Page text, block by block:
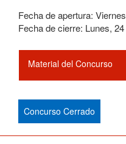
Fecha de apertura: Viernes
Fecha de cierre: Lunes, 24
Material del Concurso
Concurso Cerrado